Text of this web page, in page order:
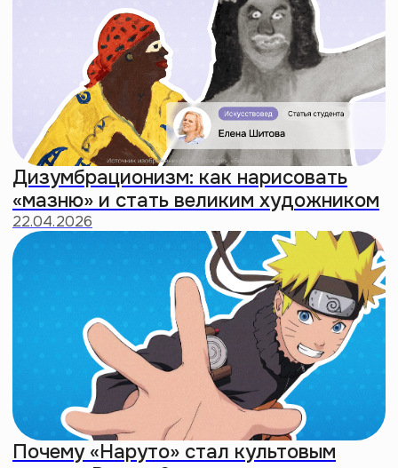
Альфа — худшее поколение: почему
миллениалы воспитывают ужасных
айпад кидов
18:46
Делаем
интровертность
новым культом
Создали мерч для тех, кто
находит радость в уединении.
Чтобы принять свою природу
и заявить о ней без слов